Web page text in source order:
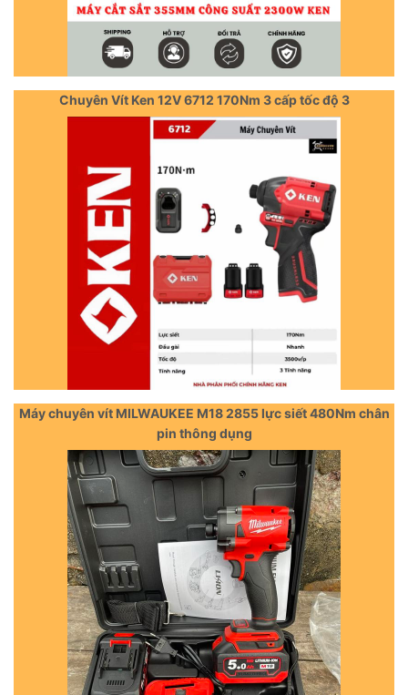
Chuyên Vít Ken 12V 6712 170Nm 3 cấp tốc độ 3
Máy chuyên vít MILWAUKEE M18 2855 lực siết 480Nm chân
pin thông dụng